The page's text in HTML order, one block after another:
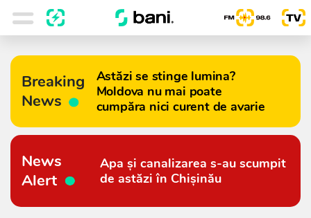
Breaking
News
Astăzi se stinge lumina?
Moldova nu mai poate
cumpăra nici curent de avarie
News
Alert
Apa și canalizarea s-au scumpit
de astăzi în Chișinău